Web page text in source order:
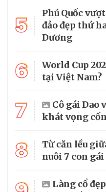
5
Phú Quốc
đảo đẹp thứ
Dương
6
World Cup
tại Việt Nam?
7
Cô gái Dao
khát vọng
8
Từ căn lều
nuôi 7 con
Làng cổ